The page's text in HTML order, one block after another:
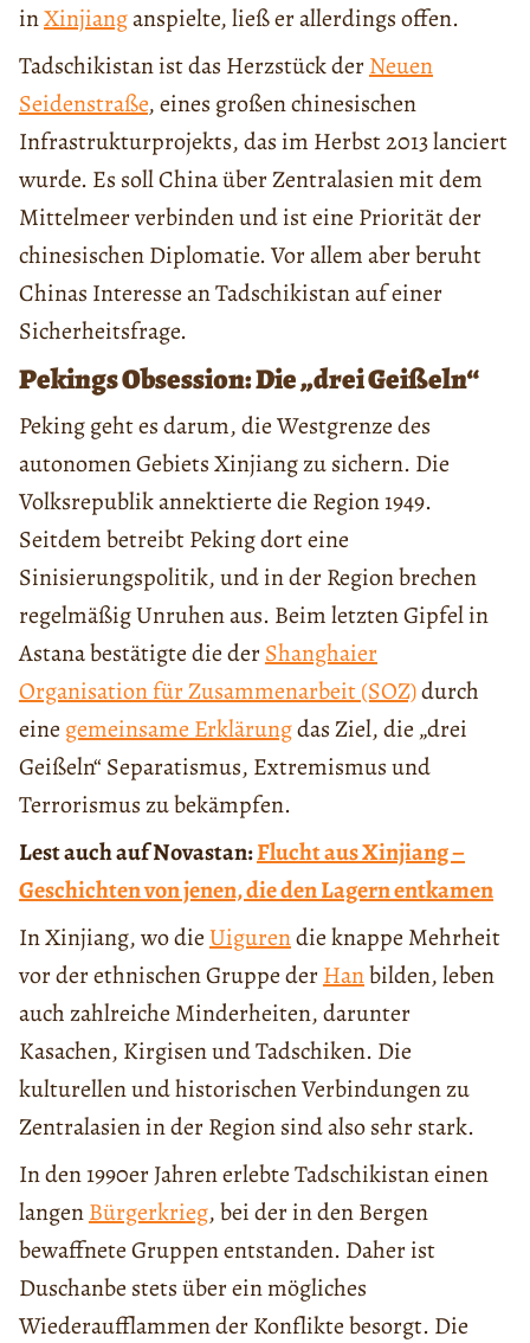
inXinjianganspielte, ließ er allerdings offen.
Tadschikistan ist das Herzstück derNeuen
Seidenstraße, eines großen chinesischen
Infrastrukturprojekts, das im Herbst 2013 lanciert
wurde. Es soll China über Zentralasien mit dem
Mittelmeer verbinden und ist eine Priorität der
chinesischen Diplomatie. Vor allem aber beruht
Chinas Interesse an Tadschikistan auf einer
Sicherheitsfrage.
Pekings Obsession: Die „drei Geißeln“
Peking geht es darum, die Westgrenze des
autonomen Gebiets Xinjiang zu sichern. Die
Volksrepublik annektierte die Region 1949.
Seitdem betreibt Peking dort eine
Sinisierungspolitik, und in der Region brechen
regelmäßig Unruhen aus. Beim letzten Gipfel in
Astana bestätigte die derShanghaier
Organisation für Zusammenarbeit (SOZ)durch
eine gemeinsame Erklärungdas Ziel, die „drei
Geißeln“ Separatismus, Extremismus und
Terrorismus zu bekämpfen.
Lest auch auf Novastan:Flucht aus Xinjiang –
Geschichten von jenen, die den Lagern entkamen
In Xinjiang, wo dieUigurendie knappe Mehrheit
vor der ethnischen Gruppe derHanbilden, leben
auch zahlreiche Minderheiten, darunter
Kasachen, Kirgisen und Tadschiken. Die
kulturellen und historischen Verbindungen zu
Zentralasien in der Region sind also sehr stark.
In den 1990er Jahren erlebte Tadschikistan einen
langenBürgerkrieg, bei der in den Bergen
bewaffnete Gruppen entstanden. Daher ist
Duschanbe stets über ein mögliches
Wiederaufflammen der Konflikte besorgt. Die